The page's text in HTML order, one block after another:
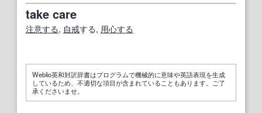
take care
注意する, 自戒する, 用心する
Weblio英和対訳辞書はプログラムで機械的に意味や英語表現を生成
しているため、不適切な項目が含まれていることもあります。ご了
承くださいませ。